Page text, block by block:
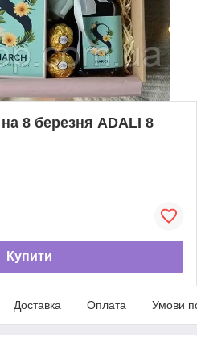
8 березня ADALI 8
Купити
Доставка Оплата Умови